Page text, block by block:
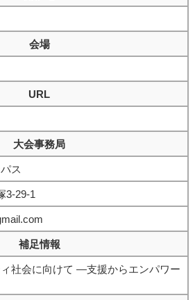
会場
URL
大会事務局
ス
3-29-1
補足情報
社会に向けて ―支援からエンパワー